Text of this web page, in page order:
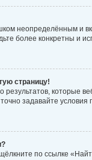
неопределённым и
более конкретны и
страницу!
которые
задавайте
по ссылке